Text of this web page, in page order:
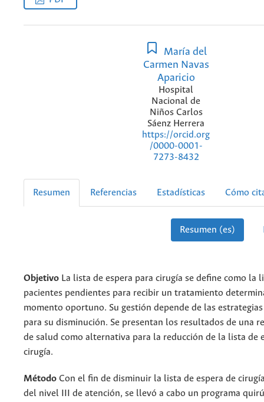
María del
Carmen Navas
Aparicio
Hospital
Nacional de
Niños Carlos
Sáenz Herrera
https://orcid.org
/0000-0001-
7273-8432
Resumen Referencias Estadísticas Cómo
Resumen (es)
Objetivo La lista de espera para cirugía se define como la
pacientes pendientes para recibir un tratamiento
momento oportuno. Su gestión depende de las
para su disminución. Se presentan los resultados de una
de salud como alternativa para la reducción de la lista de
cirugía.
Método Con el fin de disminuir la lista de espera de
del nivel III de atención, se llevó a cabo un programa